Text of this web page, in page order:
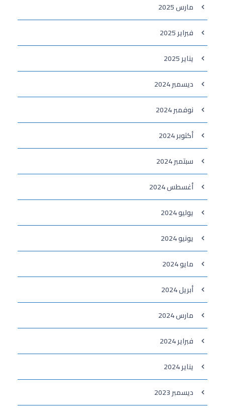
مارس 2025
فبراير 2025
يناير 2025
ديسمبر 2024
نوفمبر 2024
أكتوبر 2024
سبتمبر 2024
أغسطس 2024
يوليو 2024
يونيو 2024
مايو 2024
أبريل 2024
مارس 2024
فبراير 2024
يناير 2024
ديسمبر 2023